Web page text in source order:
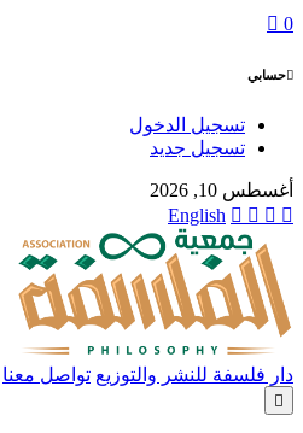
0
حسابي
تسجيل الدخول
تسجيل جديد
أغسطس 10, 2026
English
دار فلسفة للنشر والتوزيع تواصل معنا